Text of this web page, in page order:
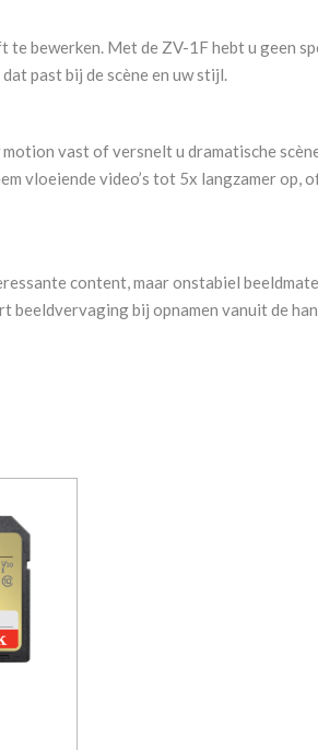
bewerken. Met de ZV-1F hebt u geen
past bij de scène en uw stijl.
vast of versnelt u dramatische
vloeiende video’s tot 5x langzamer
content, maar onstabiel
bij opnamen vanuit de